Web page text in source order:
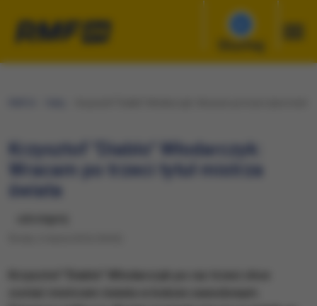
Słuchaj
Krzysztof "Diablo" Włodarczyk:
Wracam po trzeci tytuł mistrza
świata